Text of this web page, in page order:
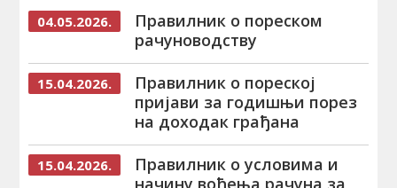
04.05.2026.
Правилник о пореском
рачуноводству
15.04.2026.
Правилник о пореској
пријави за годишњи порез
на доходак грађана
15.04.2026.
Правилник о условима и
начину вођења рачуна за